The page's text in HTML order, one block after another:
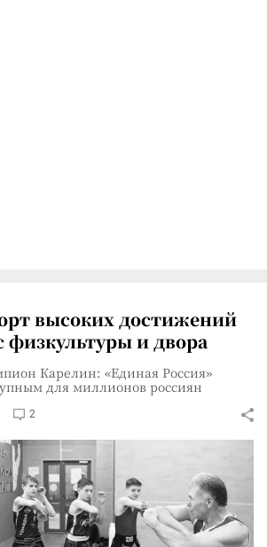
высоких достижений
физкультуры и двора
Карелин: «Единая Россия»
для миллионов россиян
2